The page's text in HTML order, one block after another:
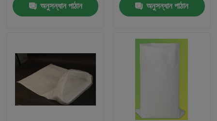
পণ্য
আমাদের সম্পর্কে
অনুসন্ধান পাঠান অনুসন্ধান পাঠান